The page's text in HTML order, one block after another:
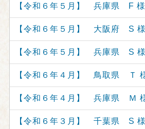
【令和６年５月】 兵庫県 F 様
【令和６年５月】 大阪府 S 様
【令和６年５月】 兵庫県 S 様
【令和６年４月】 鳥取県 Ｔ
【令和６年４月】 兵庫県 Ｍ
【令和６年３月】 千葉県 S 様